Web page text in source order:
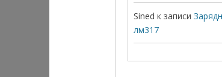
Sined к записи
лм317